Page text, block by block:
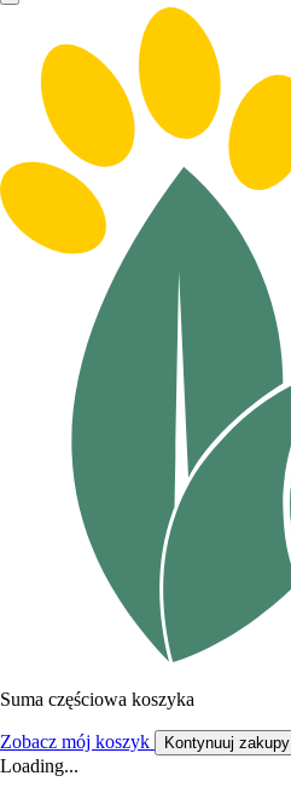
Suma częściowa koszyka
Zobacz mój koszyk Kontynuuj zakupy
Loading...